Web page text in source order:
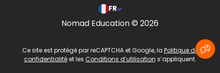
FR
Nomad Education © 2026
Ce site est protégé par reCAPTCHA et Google, la Politique de
confidentialitéet les Conditions d’utilisation s’appliquent.